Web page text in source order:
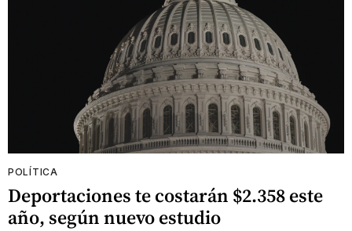
POLÍTICA
Deportaciones te costarán $2.358 este
año, según nuevo estudio